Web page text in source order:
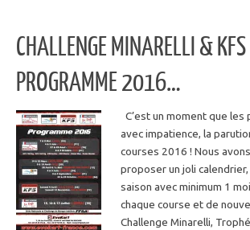
CHALLENGE MINARELLI &
PROGRAMME 2016…
C’est un moment que
avec impatience, la
courses 2016 ! Nous
proposer un joli
saison avec minimum 1
chaque course et de
Challenge Minarelli,